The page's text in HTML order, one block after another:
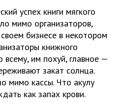
успех книги мягкого
мимо организаторов,
бизнесе в некотором
книжного
всему, им похуй, главное —
закат солнца.
мимо кассы. Что акулу
как запах крови.